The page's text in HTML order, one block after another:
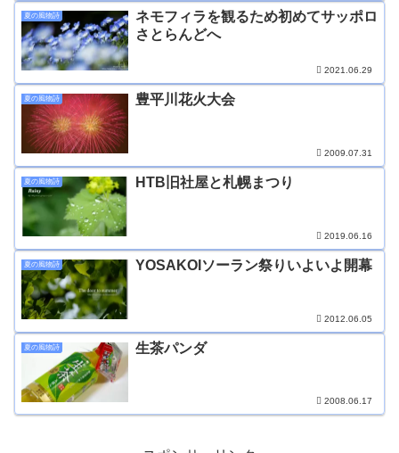
夏の風物詩
ネモフィラを観るため初めてサッポロ
さとらんどへ
2021.06.29
夏の風物詩 豊平川花火大会
2009.07.31
夏の風物詩 HTB旧社屋と札幌まつり
2019.06.16
夏の風物詩 YOSAKOIソーラン祭りいよいよ開幕
2012.06.05
夏の風物詩 生茶パンダ
2008.06.17